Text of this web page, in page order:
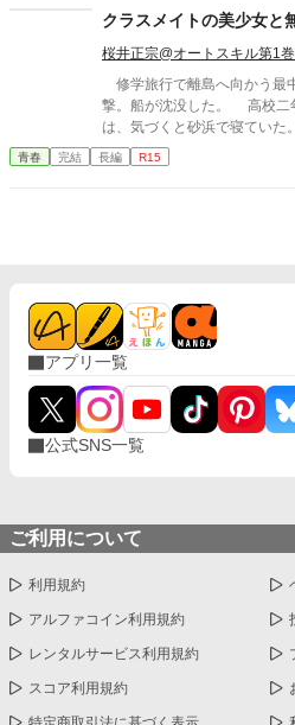
成できないのでビキニで代用
クラスメイトの美少女と
桜井正宗@オートスキル第1
修学旅行で離島へ向かう
撃。船が沈没した。 高校
は、気づくと砂浜で寝ていた
少女の天音 愛（あまね まな）
ら、漂流して流されていたようだった。 帰ろう
青春 完結 長編 R15
アプリ一覧
公式SNS一覧
ご利用について
利用規約
アルファコイン利用規約
レンタルサービス利用規約
スコア利用規約